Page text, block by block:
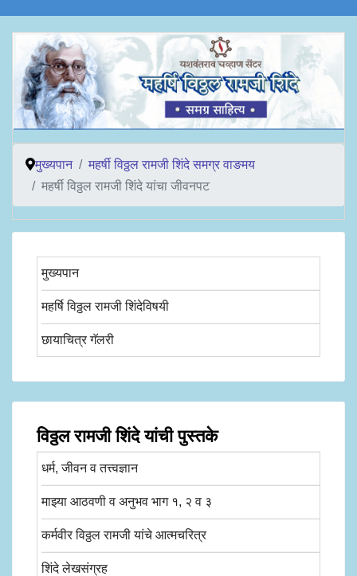
मुख्यपान
महर्षी विठ्ठल रामजी शिंदे समग्र वाङमय
महर्षी विठ्ठल रामजी शिंदे यांचा जीवनपट
मुख्यपान
महर्षि विठ्ठल रामजी शिंदेविषयी
छायाचित्र गॅलरी
विठ्ठल रामजी शिंदे यांची पुस्तके
धर्म, जीवन व तत्त्वज्ञान
माझ्या आठवणी व अनुभव भाग १, २ व ३
कर्मवीर विठ्ठल रामजी यांचे आत्मचरित्र
शिंदे लेखसंग्रह